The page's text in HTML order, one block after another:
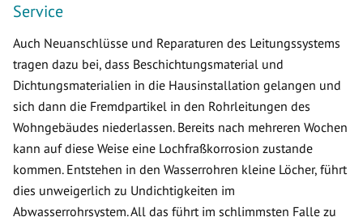
Service
Auch Neuanschlüsse und Reparaturen des Leitungssystems
tragen dazu bei, dass Beschichtungsmaterial und
Dichtungsmaterialien in die Hausinstallation gelangen und
sich dann die Fremdpartikel in den Rohrleitungen des
Wohngebäudes niederlassen. Bereits nach mehreren Wochen
kann auf diese Weise eine Lochfraßkorrosion zustande
kommen. Entstehen in den Wasserrohren kleine Löcher, führt
dies unweigerlich zu Undichtigkeiten im
Abwasserrohrsystem. All das führt im schlimmsten Falle zu